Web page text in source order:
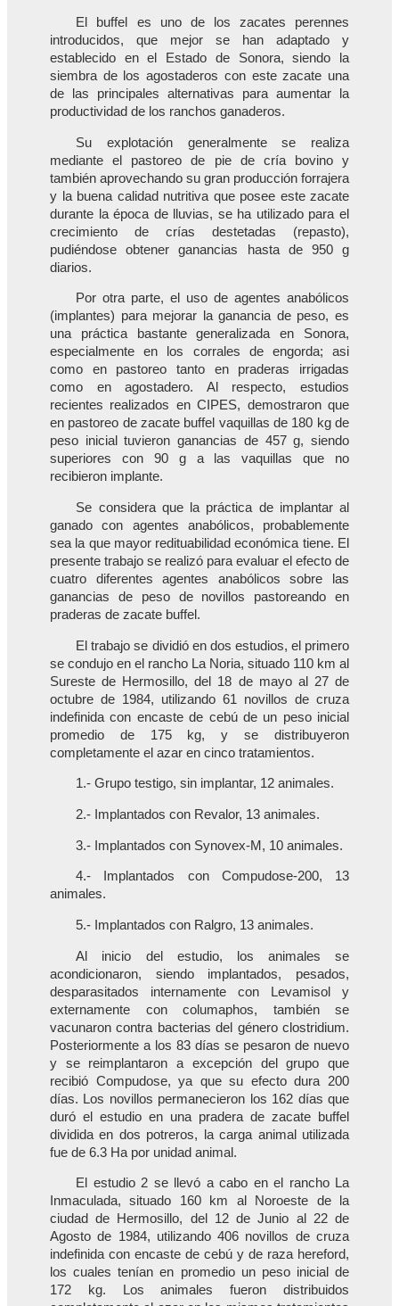
El buffel es uno de los zacates perennes
introducidos, que mejor se han adaptado y
establecido en el Estado de Sonora, siendo la
siembra de los agostaderos con este zacate una
de las principales alternativas para aumentar la
productividad de los ranchos ganaderos.
Su explotación generalmente se realiza
mediante el pastoreo de pie de cría bovino y
también aprovechando su gran producción forrajera
y la buena calidad nutritiva que posee este zacate
durante la época de lluvias, se ha utilizado para el
crecimiento de crías destetadas (repasto),
pudiéndose obtener ganancias hasta de 950 g
diarios.
Por otra parte, el uso de agentes anabólicos
(implantes) para mejorar la ganancia de peso, es
una práctica bastante generalizada en Sonora,
especialmente en los corrales de engorda; asi
como en pastoreo tanto en praderas irrigadas
como en agostadero. Al respecto, estudios
recientes realizados en CIPES, demostraron que
en pastoreo de zacate buffel vaquillas de 180 kg de
peso inicial tuvieron ganancias de 457 g, siendo
superiores con 90 g a las vaquillas que no
recibieron implante.
Se considera que la práctica de implantar al
ganado con agentes anabólicos, probablemente
sea la que mayor redituabilidad económica tiene. El
presente trabajo se realizó para evaluar el efecto de
cuatro diferentes agentes anabólicos sobre las
ganancias de peso de novillos pastoreando en
praderas de zacate buffel.
El trabajo se dividió en dos estudios, el primero
se condujo en el rancho La Noria, situado 110 km al
Sureste de Hermosillo, del 18 de mayo al 27 de
octubre de 1984, utilizando 61 novillos de cruza
indefinida con encaste de cebú de un peso inicial
promedio de 175 kg, y se distribuyeron
completamente el azar en cinco tratamientos.
1.- Grupo testigo, sin implantar, 12 animales.
2.- Implantados con Revalor, 13 animales.
3.- Implantados con Synovex-M, 10 animales.
4.- Implantados con Compudose-200, 13
animales.
5.- Implantados con Ralgro, 13 animales.
Al inicio del estudio, los animales se
acondicionaron, siendo implantados, pesados,
desparasitados internamente con Levamisol y
externamente con columaphos, también se
vacunaron contra bacterias del género clostridium.
Posteriormente a los 83 días se pesaron de nuevo
y se reimplantaron a excepción del grupo que
recibió Compudose, ya que su efecto dura 200
días. Los novillos permanecieron los 162 días que
duró el estudio en una pradera de zacate buffel
dividida en dos potreros, la carga animal utilizada
fue de 6.3 Ha por unidad animal.
El estudio 2 se llevó a cabo en el rancho La
Inmaculada, situado 160 km al Noroeste de la
ciudad de Hermosillo, del 12 de Junio al 22 de
Agosto de 1984, utilizando 406 novillos de cruza
indefinida con encaste de cebú y de raza hereford,
los cuales tenían en promedio un peso inicial de
172 kg. Los animales fueron distribuidos